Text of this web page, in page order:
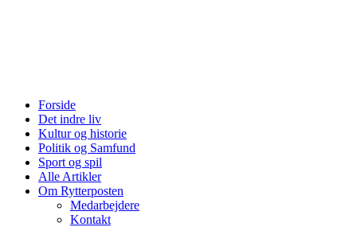
Forside
Det indre liv
Kultur og historie
Politik og Samfund
Sport og spil
Alle Artikler
Om Rytterposten
Medarbejdere
Kontakt